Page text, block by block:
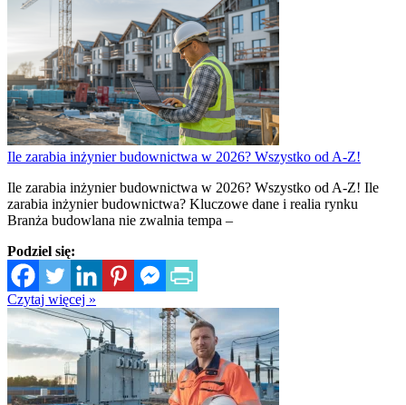
Ile zarabia inżynier budownictwa w 2026? Wszystko od A-Z!
Ile zarabia inżynier budownictwa w 2026? Wszystko od A-Z! Ile
zarabia inżynier budownictwa? Kluczowe dane i realia rynku
Branża budowlana nie zwalnia tempa –
Podziel się:
Czytaj więcej »